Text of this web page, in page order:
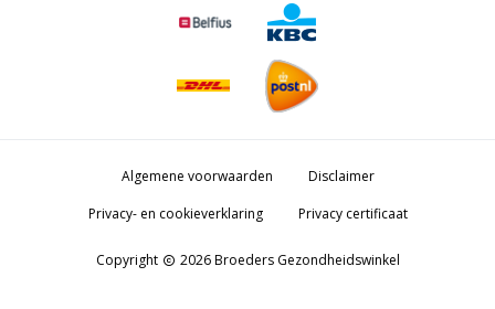
Algemene voorwaarden
Disclaimer
Privacy- en cookieverklaring
Privacy certificaat
Copyright copyright 2026 Broeders Gezondheidswinkel